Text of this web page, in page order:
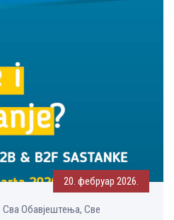
20. фебруар 2026.
Сва Обавјештења, Све